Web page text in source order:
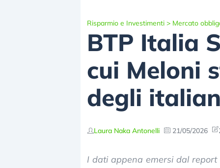
Risparmio e Investimenti > Mercato
BTP Italia
cui Meloni
degli
Laura Naka Antonelli 21/05/2026
I dati appena emersi dal